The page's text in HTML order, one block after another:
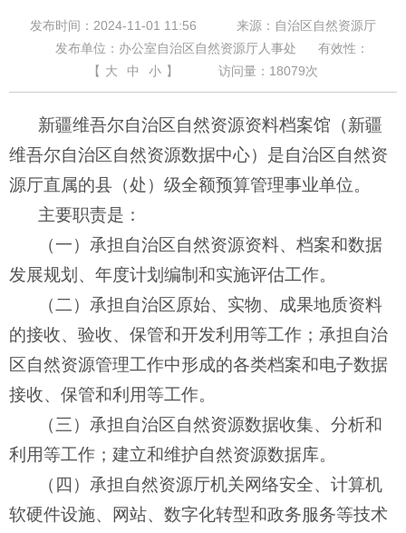
发布时间：2024-11-01 11:56
来源：自治区自然资源厅
发布单位：办公室自治区自然资源厅人事处
有效性：
【 大 中 小 】 访问量： 18079次
新疆维吾尔自治区自然资源资料档案馆（新疆
维吾尔自治区自然资源数据中心）是自治区自然资
源厅直属的县（处）级全额预算管理事业单位。
主要职责是：
（一）承担自治区自然资源资料、档案和数据
发展规划、年度计划编制和实施评估工作。
（二）承担自治区原始、实物、成果地质资料
的接收、验收、保管和开发利用等工作；承担自治
区自然资源管理工作中形成的各类档案和电子数据
接收、保管和利用等工作。
（三）承担自治区自然资源数据收集、分析和
利用等工作；建立和维护自然资源数据库。
（四）承担自然资源厅机关网络安全、计算机
软硬件设施、网站、数字化转型和政务服务等技术